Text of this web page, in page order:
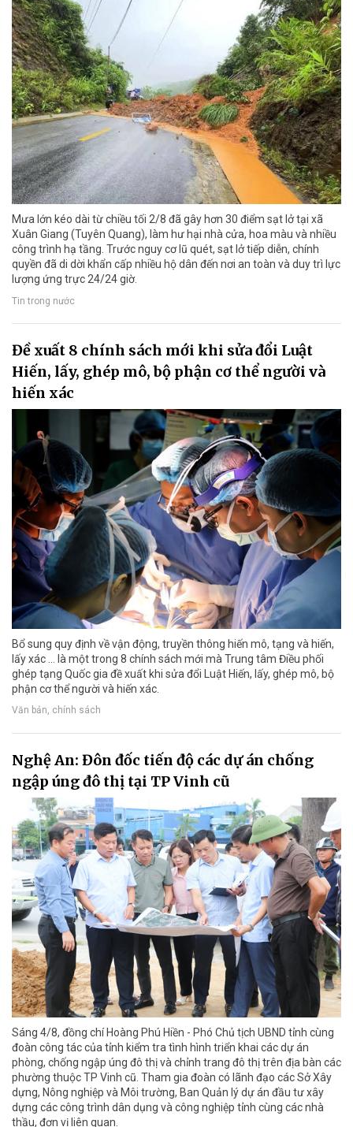
Mưa lớn kéo dài từ chiều tối 2/8 đã gây hơn 30 điểm sạt lở tại xã
Xuân Giang (Tuyên Quang), làm hư hại nhà cửa, hoa màu và nhiều
công trình hạ tầng. Trước nguy cơ lũ quét, sạt lở tiếp diễn, chính
quyền đã di dời khẩn cấp nhiều hộ dân đến nơi an toàn và duy trì lực
lượng ứng trực 24/24 giờ.
Tin trong nước
Đề xuất 8 chính sách mới khi sửa đổi Luật
Hiến, lấy, ghép mô, bộ phận cơ thể người và
hiến xác
Bổ sung quy định về vận động, truyền thông hiến mô, tạng và hiến,
lấy xác ... là một trong 8 chính sách mới mà Trung tâm Điều phối
ghép tạng Quốc gia đề xuất khi sửa đổi Luật Hiến, lấy, ghép mô, bộ
phận cơ thể người và hiến xác.
Văn bản, chính sách
Nghệ An: Đôn đốc tiến độ các dự án chống
ngập úng đô thị tại TP Vinh cũ
Sáng 4/8, đồng chí Hoàng Phú Hiền - Phó Chủ tịch UBND tỉnh cùng
đoàn công tác của tỉnh kiểm tra tình hình triển khai các dự án
phòng, chống ngập úng đô thị và chỉnh trang đô thị trên địa bàn các
phường thuộc TP Vinh cũ. Tham gia đoàn có lãnh đạo các Sở Xây
dựng, Nông nghiệp và Môi trường, Ban Quản lý dự án đầu tư xây
dựng các công trình dân dụng và công nghiệp tỉnh cùng các nhà
thầu, đơn vị liên quan.